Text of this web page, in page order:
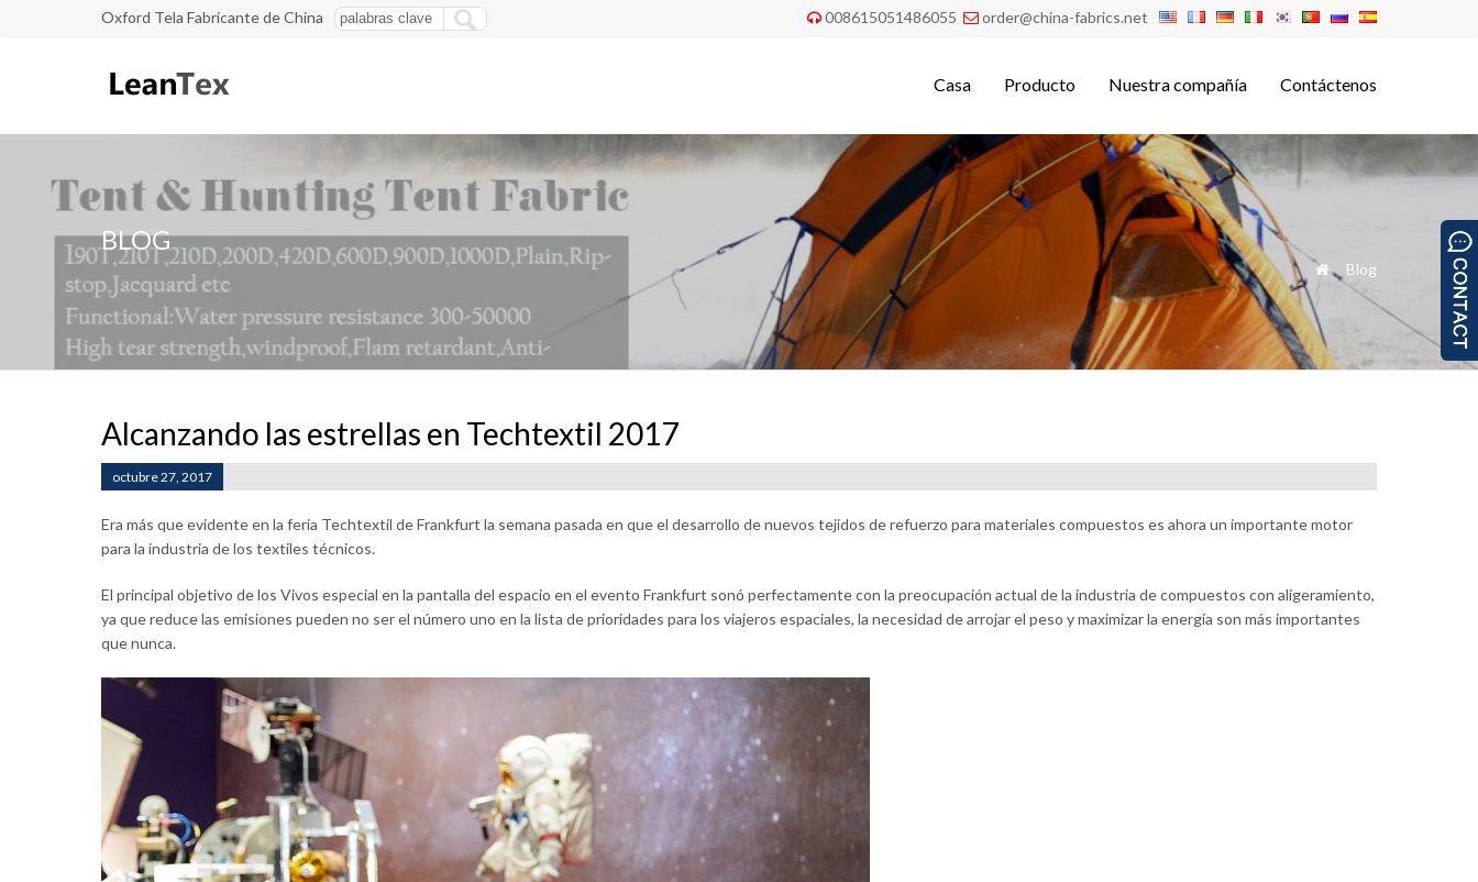
Oxford Tela Fabricante de China  008615051486055  order@china-fabrics.net
Casa Producto Nuestra compañía Contáctenos
BLOG
 » Blog
Alcanzando las estrellas en Techtextil 2017
octubre 27, 2017
Era más que evidente en la feria Techtextil de Frankfurt la semana pasada en que el desarrollo de nuevos tejidos de refuerzo para materiales compuestos es ahora un importante motor
para la industria de los textiles técnicos.
El principal objetivo de los Vivos especial en la pantalla del espacio en el evento Frankfurt sonó perfectamente con la preocupación actual de la industria de compuestos con aligeramiento,
ya que reduce las emisiones pueden no ser el número uno en la lista de prioridades para los viajeros espaciales, la necesidad de arrojar el peso y maximizar la energía son más importantes
que nunca.